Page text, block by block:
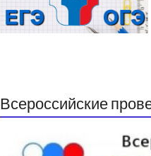
Всероссийские